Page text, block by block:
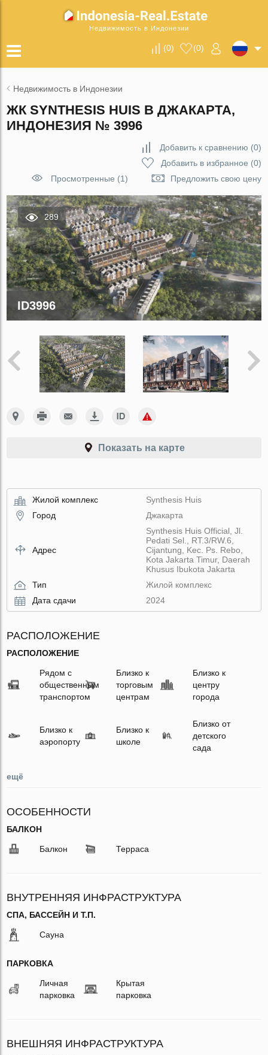
Недвижимость в Индонезии
(0) (0)
Недвижимость в Индонезии
ЖК SYNTHESIS HUIS В ДЖАКАРТА,
ИНДОНЕЗИЯ № 3996
Добавить к сравнению (0)
Добавить в избранное (0)
Просмотренные (1)
Предложить свою цену
289
ID3996
Показать на карте
Жилой комплекс
Synthesis Huis
Город
Джакарта
Адрес
Synthesis Huis Official, Jl.
Pedati Sel., RT.3/RW.6,
Cijantung, Kec. Ps. Rebo,
Kota Jakarta Timur, Daerah
Khusus Ibukota Jakarta
Тип
Жилой комплекс
Дата сдачи
2024
РАСПОЛОЖЕНИЕ
РАСПОЛОЖЕНИЕ
Рядом с
общественным
транспортом
Близко к
торговым
центрам
Близко к
центру
города
Близко к
аэропорту
Близко к
школе
Близко от
детского
сада
ещё
ОСОБЕННОСТИ
БАЛКОН
Балкон Терраса
ВНУТРЕННЯЯ ИНФРАСТРУКТУРА
СПА, БАССЕЙН И Т.П.
Сауна
ПАРКОВКА
Личная
парковка
Крытая
парковка
ВНЕШНЯЯ ИНФРАСТРУКТУРА